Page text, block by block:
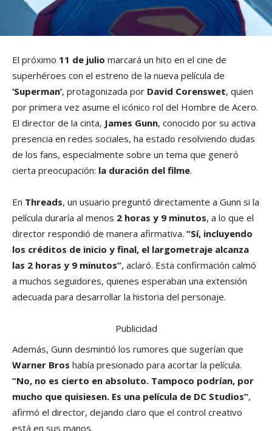
El próximo 11 de julio marcará un hito en el cine de
superhéroes con el estreno de la nueva película de
‘Superman’, protagonizada por David Corenswet, quien
por primera vez asume el icónico rol del Hombre de Acero.
El director de la cinta, James Gunn, conocido por su activa
presencia en redes sociales, ha estado resolviendo dudas
de los fans, especialmente sobre un tema que generó
cierta preocupación: la duración del filme.
En Threads, un usuario preguntó directamente a Gunn si la
película duraría al menos 2 horas y 9 minutos, a lo que el
director respondió de manera afirmativa. “Sí, incluyendo
los créditos de inicio y final, el largometraje alcanza
las 2 horas y 9 minutos”, aclaró. Esta confirmación calmó
a muchos seguidores, quienes esperaban una extensión
adecuada para desarrollar la historia del personaje.
Publicidad
Además, Gunn desmintió los rumores que sugerían que
Warner Bros había presionado para acortar la película.
“No, no es cierto en absoluto. Tampoco podrían, por
mucho que quisiesen. Es una película de DC Studios”,
afirmó el director, dejando claro que el control creativo
está en sus manos.